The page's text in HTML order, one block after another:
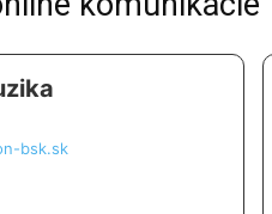
bsk.sk